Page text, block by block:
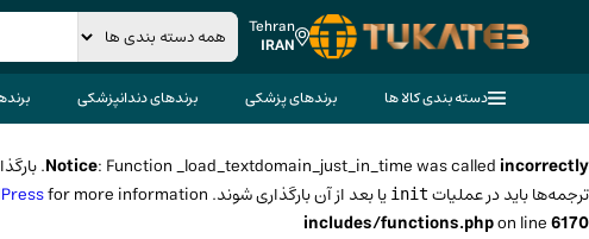
Notice: Function _load_textdomain_just_in_time was called incorrectly
.
ترجمه‌ها باید در عملیات init یا بعد از آن بارگذاری شوند. Please see for more information. (این پیام در نگارش 6.7.0 افزوده شده است.) in
includes/functions.phpon line6170
Tehran
IRAN
دسته بندی کالا ها برندهای پزشکی برندهای دندانپزشکی